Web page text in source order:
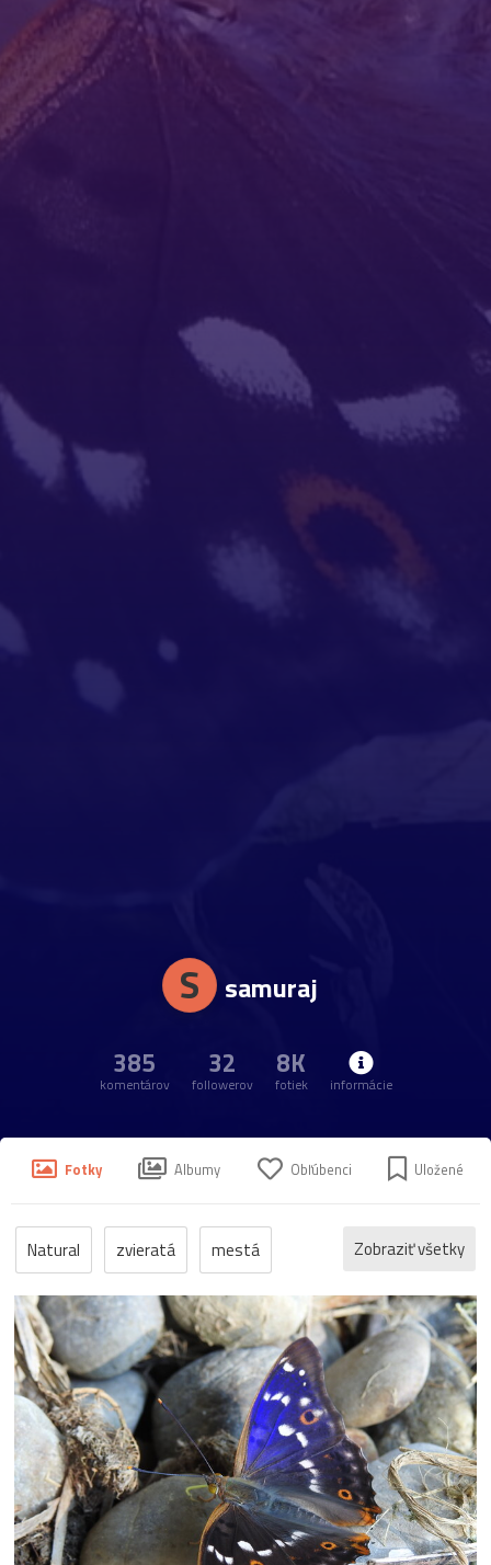
S samuraj
385
komentárov
32
followerov
8K
fotiek informácie
Fotky Albumy Obľúbenci Uložené
Zobraziť všetky
Natural zvieratá mestá
príroda kvety šport rastliny technika
hokej matural hrady kuriozity
Súťaž2008Chlapec Súťaž2008Mesto jeseň deti
dostihy ľudia ostrava Súťaž2008Hory zoo
antural det natura nyturyl Súťaž2008Voda